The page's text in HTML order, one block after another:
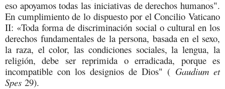
eso apoyamos todas las iniciativas de derechos humanos".
En cumplimiento de lo dispuesto por el Concilio Vaticano
II: «Toda forma de discriminación social o cultural en los
derechos fundamentales de la persona, basada en el sexo,
la raza, el color, las condiciones sociales, la lengua, la
religión, debe ser reprimida o erradicada, porque es
incompatible con los designios de Dios" ( Gaudium et
Spes 29).